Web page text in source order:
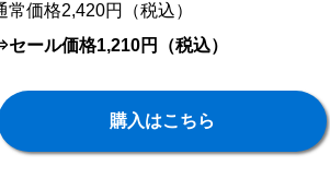
常価格2,420円（税込）
セール価格1,210円（税込）
購入はこちら